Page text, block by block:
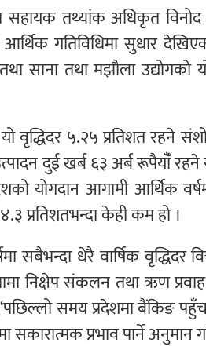
तथ्यांक अधिकृत विनोद
गतिविधिमा सुधार
तथा साना तथा मझौला
वृद्धिदर ५.२५ प्रतिशत रहने
दुई खर्ब ६३ अर्ब रूपैयाँँ रहने
योगदान आगामी आर्थिक
प्रतिशतभन्दा केही कम हो ।
सबैभन्दा धेरै वार्षिक वृद्धिदर
निक्षेप संकलन तथा ऋण प्रवाह
समय प्रदेशमा बैंकिङ पहुँच
सकारात्मक प्रभाव पार्ने अनुमान